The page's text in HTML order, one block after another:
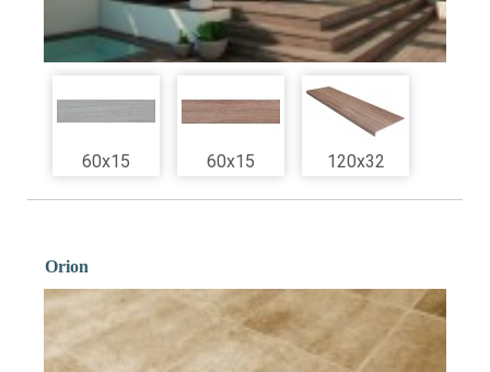
60x15 60x15 120x32
Orion